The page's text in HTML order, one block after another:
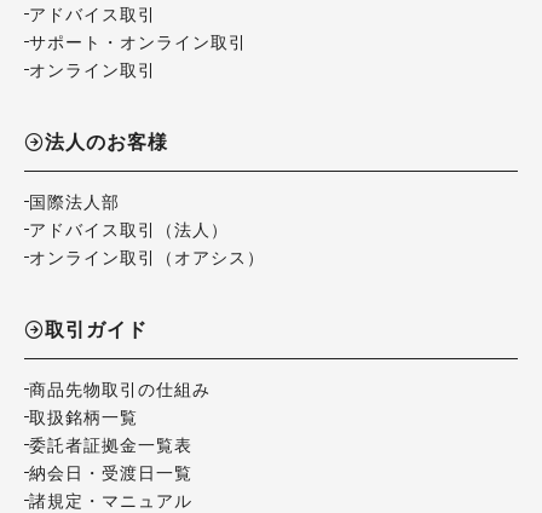
アドバイス取引
サポート・オンライン取引
オンライン取引
法人のお客様
国際法人部
アドバイス取引（法人）
オンライン取引（オアシス）
取引ガイド
商品先物取引の仕組み
取扱銘柄一覧
委託者証拠金一覧表
納会日・受渡日一覧
諸規定・マニュアル